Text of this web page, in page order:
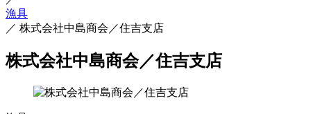
漁具
／ 株式会社中島商会／住吉支店
株式会社中島商会／住吉支店